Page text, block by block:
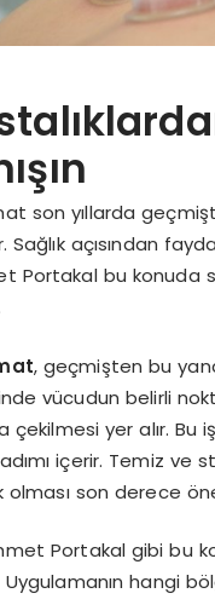
son yıllarda
Sağlık açısından
Portakal bu konuda
, geçmişten bu
vücudun belirli
çekilmesi yer alır.
içerir. Temiz ve
olması son derece
Portakal gibi bu
hangi